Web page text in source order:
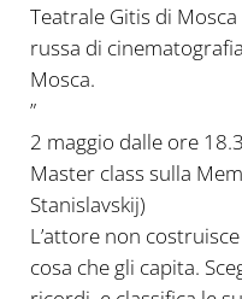
Teatrale Gitis di
russa di
Mosca.
”
2 maggio dalle ore
Master class sulla
Stanislavskij)
L’attore non
cosa che gli capita.